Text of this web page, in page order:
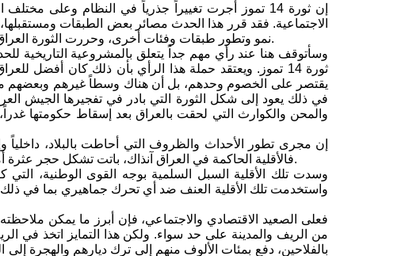
إن ثورة 14 تموز أجرت تغييراً جذرياً في النظام وعلى
الاجتماعية. فقد قرر هذا الحدث مصائر بعض الطبقات
نمو وتطور طبقات وفئات أخرى، وحررت الثورة العراق من الأحلاف العسكرية ومن التبعية للاستعمار، ولذلك فإن لهذا الحدث أنصاره وخصومه.
وسأتوقف هنا عند رأي مهم جداً يتعلق بالمشروعية التاريخية
ثورة 14 تموز. ويعتقد حملة هذا الرأي بأن ذلك كان أفضل
يقتصر على الخصوم وحدهم، بل أن هناك وسطاً غيرهم وبعضهم من
في ذلك يعود إلى شكل الثورة التي بادر في تفجيرها الجيش
والمحن والكوارث التي لحقت بالعراق بعد إسقاط حكومتها
فالأقلية الحاكمة في العراق آنذاك، باتت تشكل حجر عثرة أمام التطورات المطلوبة موضوعيا للعراقً من النواحي السياسيةً والاقتصاديةً والاجتماعية.
وسدت تلك الأقلية السبل السلمية بوجه القوى الوطنية،
واستخدمت تلك الأقلية العنف ضد أي تحرك جماهيري بما في ذلك
من الريف والمدينة على حد سواء. ولكن هذا التمايز اتخذ في
بالفلاحين، دفع بمئات الألوف منهم إلى ترك ديارهم والهجرة